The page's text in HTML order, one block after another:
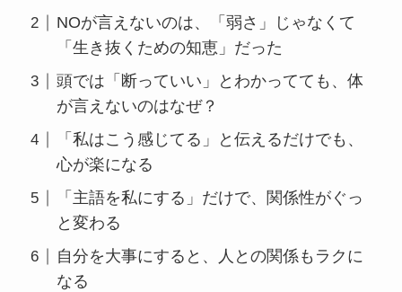
NOが言えないのは、「弱さ」じゃなくて
「生き抜くための知恵」だった
頭では「断っていい」とわかってても、体
が言えないのはなぜ？
「私はこう感じてる」と伝えるだけでも、
心が楽になる
「主語を私にする」だけで、関係性がぐっ
と変わる
自分を大事にすると、人との関係もラクに
なる